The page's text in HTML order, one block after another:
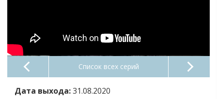
Список всех серий
Дата выхода:31.08.2020